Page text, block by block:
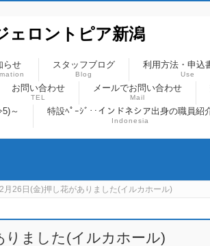
ェロントピア新潟
らせ スタッフブログ
Blog
利用方法・申込
Use
お問い合わせ
TEL
メールでお問い合わせ
Mail
～ 特設ﾍﾟｰｼﾞ‥インドネシア出身の職員紹
Indonesia
月26日(金)押し花がありました(イルカホール)
りました(イルカホール)